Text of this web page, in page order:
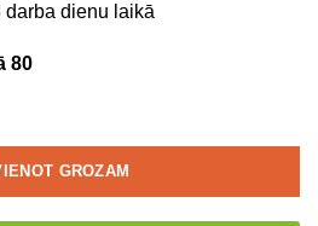
darba dienu laikā
80
GROZAM